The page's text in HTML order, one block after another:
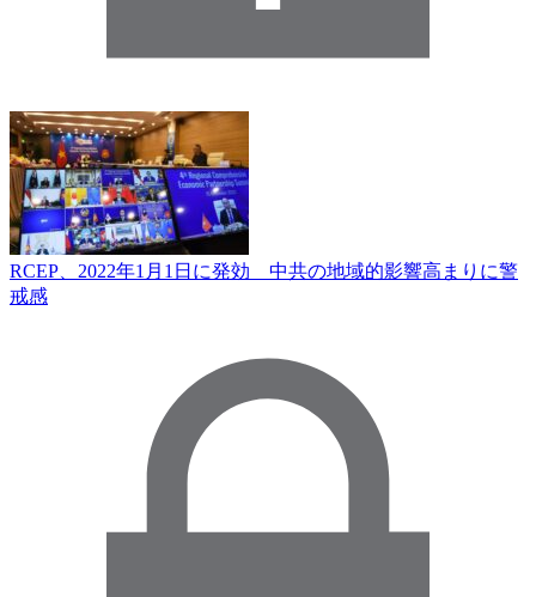
RCEP、2022年1月1日に発効 中共の地域的影響高まりに警
戒感